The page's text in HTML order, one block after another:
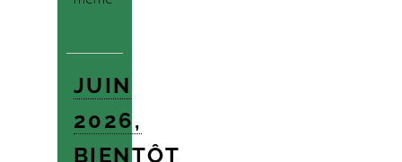
JUIN
2026,
BIENTÔT